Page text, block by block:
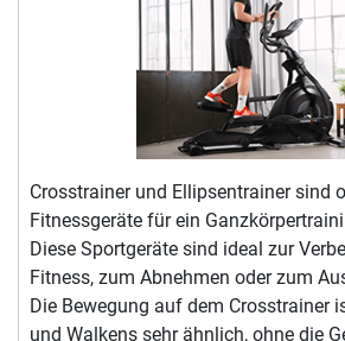
Crosstrainer und Ellipsentrainer sind
Fitnessgeräte für ein
Diese Sportgeräte sind ideal zur
Fitness, zum Abnehmen oder zum
Die Bewegung auf dem Crosstrainer
und Walkens sehr ähnlich, ohne die